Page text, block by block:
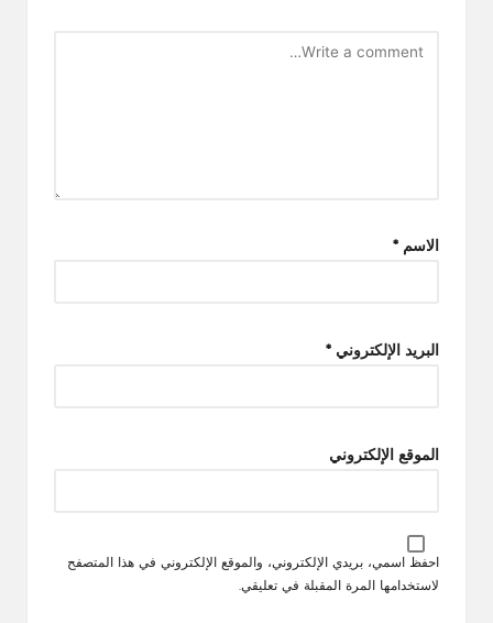
الاسم *
البريد الإلكتروني *
الموقع الإلكتروني
احفظ اسمي، بريدي الإلكتروني، والموقع الإلكتروني في هذا المتصفح
لاستخدامها المرة المقبلة في تعليقي.